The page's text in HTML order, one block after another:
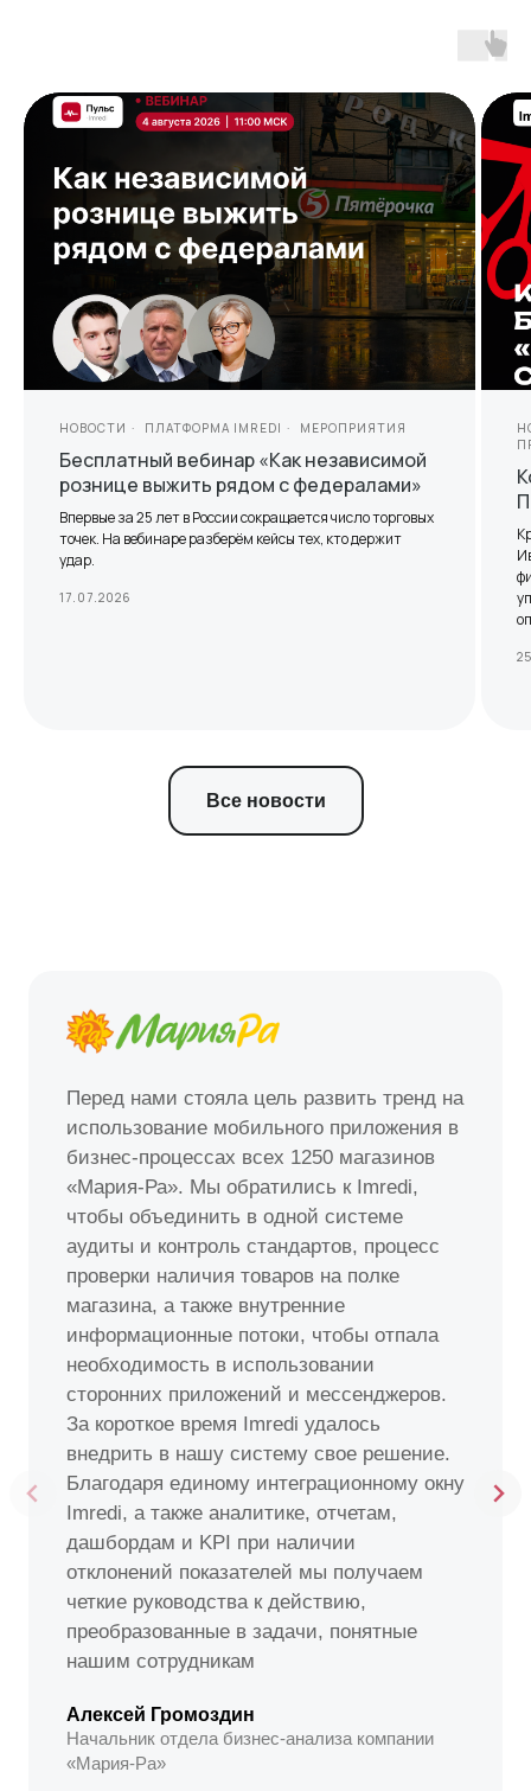
НОВОСТИ ПЛАТФОРМА IMREDI МЕРОПРИЯТИЯ
Бесплатный вебинар «Как независимой
рознице выжить рядом с федералами»
Впервые за 25 лет в России сокращается число торговых
точек. На вебинаре разберём кейсы тех, кто держит
удар.
17.07.2026
Все новости
Перед нами стояла цель развить тренд на
использование мобильного приложения в
бизнес-процессах всех 1250 магазинов
«Мария-Ра». Мы обратились к Imredi,
чтобы объединить в одной системе
аудиты и контроль стандартов, процесс
проверки наличия товаров на полке
магазина, а также внутренние
информационные потоки, чтобы отпала
необходимость в использовании
сторонних приложений и мессенджеров.
За короткое время Imredi удалось
внедрить в нашу систему свое решение.
Благодаря единому интеграционному окну
Imredi, а также аналитике, отчетам,
дашбордам и KPI при наличии
отклонений показателей мы получаем
четкие руководства к действию,
преобразованные в задачи, понятные
нашим сотрудникам
Алексей Громоздин
Начальник отдела бизнес-анализа компании
«Мария-Ра»